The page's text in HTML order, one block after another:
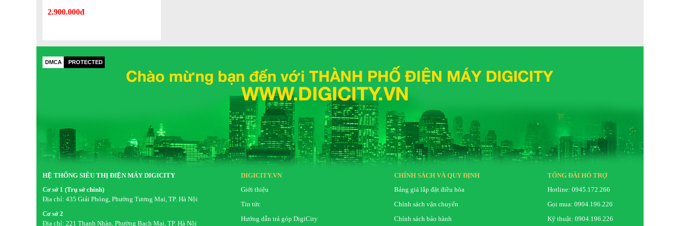
Cốc đựng nước lớn, chứa được nhiều nước ép, có nắp đậy và tay cầm, tiện bảo quản và
di chuyển cốc
2.900.000đ
DMCA PROTECTED
HỆ THỐNG SIÊU THỊ ĐIỆN MÁY DIGICITY
Cơ sở 1 (Trụ sở chính)
Địa chỉ: 435 Giải Phóng, Phường Tương Mai, TP. Hà Nội
Cơ sở 2
Địa chỉ: 221 Thanh Nhàn, Phường Bạch Mai, TP. Hà Nội
DIGICITY.VN
Giới thiệu
Tin tức
Hướng dẫn trả góp DigiCity
CHÍNH SÁCH VÀ QUY ĐỊNH
Bảng giá lắp đặt điều hòa
Chính sách vận chuyển
Chính sách bảo hành
TỔNG ĐÀI HỖ TRỢ
Hotline: 0945.172.266
Gọi mua: 0904.196.226
Kỹ thuật: 0904.196.226